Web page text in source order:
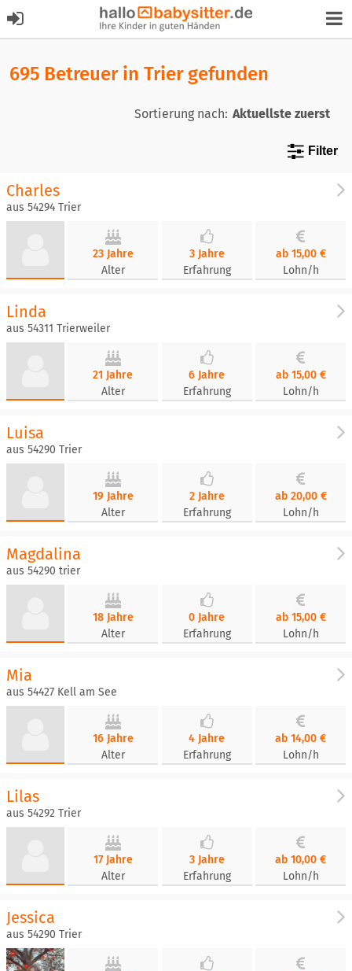
695 Betreuer in Trier gefunden
Sortierung nach:
Filter
Charles
aus 54294 Trier
23 Jahre
Alter
3 Jahre
Erfahrung
ab 15,00 €
Lohn/h
Linda
aus 54311 Trierweiler
21 Jahre
Alter
6 Jahre
Erfahrung
ab 15,00 €
Lohn/h
Luisa
aus 54290 Trier
19 Jahre
Alter
2 Jahre
Erfahrung
ab 20,00 €
Lohn/h
Magdalina
aus 54290 trier
18 Jahre
Alter
0 Jahre
Erfahrung
ab 15,00 €
Lohn/h
Mia
aus 54427 Kell am See
16 Jahre
Alter
4 Jahre
Erfahrung
ab 14,00 €
Lohn/h
Lilas
aus 54292 Trier
17 Jahre
Alter
3 Jahre
Erfahrung
ab 10,00 €
Lohn/h
Jessica
aus 54290 Trier